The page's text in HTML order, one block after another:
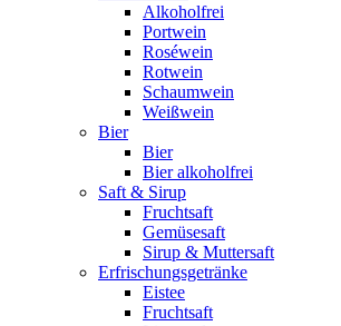
Alkoholfrei
Portwein
Roséwein
Rotwein
Schaumwein
Weißwein
Bier
Bier
Bier alkoholfrei
Saft & Sirup
Fruchtsaft
Gemüsesaft
Sirup & Muttersaft
Erfrischungsgetränke
Eistee
Fruchtsaft